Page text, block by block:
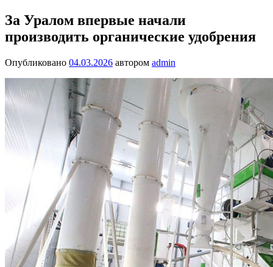
За Уралом впервые начали
производить органические удобрения
Опубликовано 04.03.2026 автором admin